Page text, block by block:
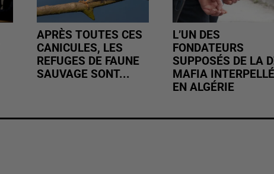
APRÈS TOUTES CES
CANICULES, LES
REFUGES DE FAUNE
SAUVAGE SONT...
L’UN DES
FONDATEURS
SUPPOSÉS DE LA
MAFIA INTERPELLÉ
EN ALGÉRIE